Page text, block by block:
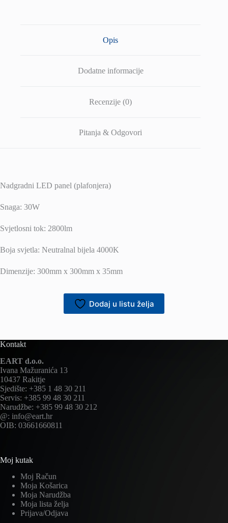
Opis
Dodatne informacije
Recenzije (0)
Pitanja & Odgovori
Nadgradni LED panel (plafonjera)
Snaga: 30W
Svjetlosni tok: 2800lm
Boja svjetla: Neutralnal bijela 4000K
Dimenzije: 300mm x 300mm x 35mm
Dodaj u listu želja
Kontakt
EART d.o.o.
Ivana Mažuranića 13
10437 Rakitje
Sjedište: +385 1 48 30 211
Servis: +385 99 48 30 211
Narudžbe: +385 99 48 30 212
@: info@eart.hr
OIB: 03661660811
Moj kutak
Moj Račun
Moja Košarica
Moja Narudžba
Moja lista želja
Prijava/Odjava